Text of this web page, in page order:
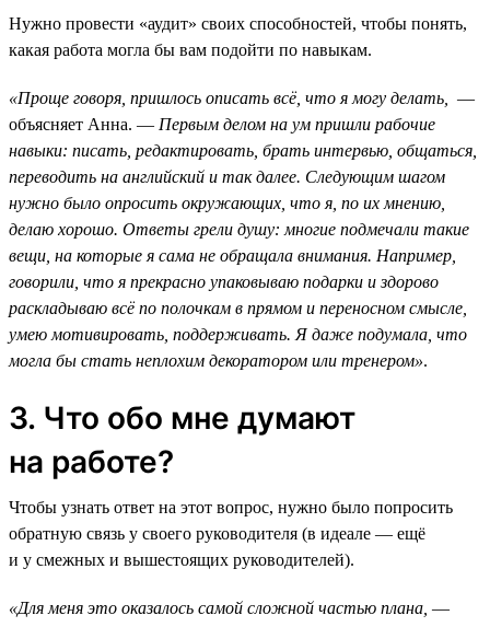
Нужно провести «аудит» своих способностей, чтобы понять,
какая работа могла бы вам подойти по навыкам.
«Проще говоря, пришлось описать всё, что я могу делать,
—
объясняет Анна. — Первым делом на ум пришли рабочие
навыки: писать, редактировать, брать интервью, общаться,
переводить на английский и так далее. Следующим шагом
нужно было опросить окружающих, что я, по их мнению,
делаю хорошо. Ответы грели душу: многие подмечали такие
вещи, на которые я сама не обращала внимания. Например,
говорили, что я прекрасно упаковываю подарки и здорово
раскладываю всё по полочкам в прямом и переносном смысле,
умею мотивировать, поддерживать. Я даже подумала, что
могла бы стать неплохим декоратором или тренером».
3. Что обо мне думают
на работе?
Чтобы узнать ответ на этот вопрос, нужно было попросить
обратную связь у своего руководителя (в идеале — ещё
и у смежных и вышестоящих руководителей).
«Для меня это оказалось самой сложной частью плана, —